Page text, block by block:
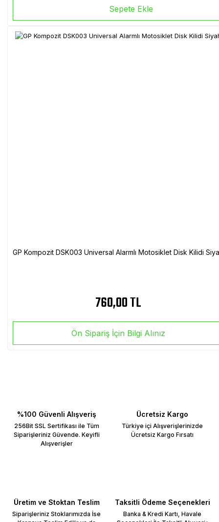
Sepete Ekle
GP Kompozit DSK003 Universal Alarmlı Motosiklet Disk Kilidi
760,00 TL
Ön Sipariş İçin Bilgi Alınız
%100 Güvenli Alışveriş
256Bit SSL Sertifikası ile Tüm
Siparişleriniz Güvende. Keyifli
Alışverişler
Ücretsiz Kargo
Türkiye içi Alışverişlerinizde
Ücretsiz Kargo Fırsatı
Üretim ve Stoktan Teslim
Siparişleriniz Stoklarımızda İse
Taksitli Ödeme Seçenekleri
Banka & Kredi Kartı, Havale